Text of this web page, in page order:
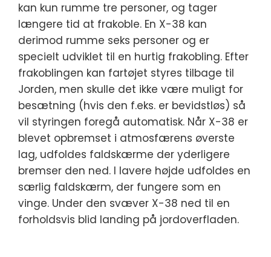
kan kun rumme tre personer, og tager
længere tid at frakoble. En X-38 kan
derimod rumme seks personer og er
specielt udviklet til en hurtig frakobling. Efter
frakoblingen kan fartøjet styres tilbage til
Jorden, men skulle det ikke være muligt for
besætning (hvis den f.eks. er bevidstløs) så
vil styringen foregå automatisk. Når X-38 er
blevet opbremset i atmosfærens øverste
lag, udfoldes faldskærme der yderligere
bremser den ned. I lavere højde udfoldes en
særlig faldskærm, der fungere som en
vinge. Under den svæver X-38 ned til en
forholdsvis blid landing på jordoverfladen.